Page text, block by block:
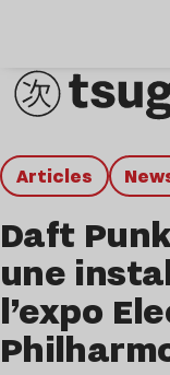
Articles
Daft
une
l’expo